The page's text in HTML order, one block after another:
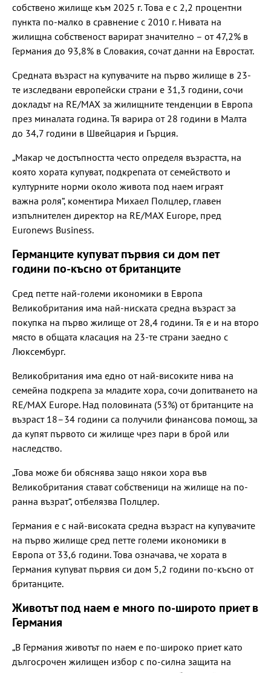
собствено жилище към 2025 г. Това е с 2,2 процентни
пункта по-малко в сравнение с 2010 г. Нивата на
жилищна собственост варират значително – от 47,2% в
Германия до 93,8% в Словакия, сочат данни на Евростат.
Средната възраст на купувачите на първо жилище в 23-
те изследвани европейски страни е 31,3 години, сочи
докладът на RE/MAX за жилищните тенденции в Европа
през миналата година. Тя варира от 28 години в Малта
до 34,7 години в Швейцария и Гърция.
„Макар че достъпността често определя възрастта, на
която хората купуват, подкрепата от семейството и
културните норми около живота под наем играят
важна роля“, коментира Михаел Полцлер, главен
изпълнителен директор на RE/MAX Europe, пред
Euronews Business.
Германците купуват първия си дом пет
години по-късно от британците
Сред петте най-големи икономики в Европа
Великобритания има най-ниската средна възраст за
покупка на първо жилище от 28,4 години. Тя е и на второ
място в общата класация на 23-те страни заедно с
Люксембург.
Великобритания има едно от най-високите нива на
семейна подкрепа за младите хора, сочи допитването на
RE/MAX Europe. Над половината (53%) от британците на
възраст 18–34 години са получили финансова помощ, за
да купят първото си жилище чрез пари в брой или
наследство.
„Това може би обяснява защо някои хора във
Великобритания стават собственици на жилище на по-
ранна възрат“, отбелязва Полцлер.
Германия е с най-високата средна възраст на купувачите
на първо жилище сред петте големи икономики в
Европа от 33,6 години. Това означава, че хората в
Германия купуват първия си дом 5,2 години по-късно от
британците.
Животът под наем е много по-широто приет в
Германия
„В Германия животът по наем е по-широко приет като
дългосрочен жилищен избор с по-силна защита на